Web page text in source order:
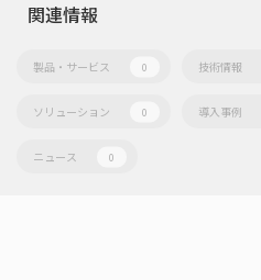
関連情報
製品・サービス 0 技術情報
ソリューション 0 導入事例
ニュース 0